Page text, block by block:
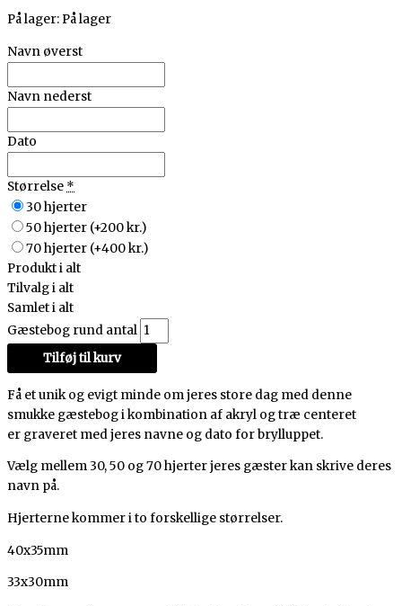
På lager: På lager
Navn øverst
Navn nederst
Dato
Størrelse *
30 hjerter
50 hjerter (+200 kr.)
70 hjerter (+400 kr.)
Produkt i alt
Tilvalg i alt
Samlet i alt
Gæstebog rund antal
Tilføj til kurv
Få et unik og evigt minde om jeres store dag med denne
smukke gæstebog i kombination af akryl og træ centeret
er graveret med jeres navne og dato for brylluppet.
Vælg mellem 30, 50 og 70 hjerter jeres gæster kan skrive deres
navn på.
Hjerterne kommer i to forskellige størrelser.
40x35mm
33x30mm